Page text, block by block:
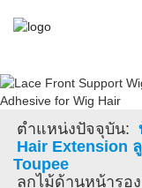
ตําแหน่งปัจจุบัน:
Hair Extension
Toupee
ลูกไม้ด้านหน้ารอ